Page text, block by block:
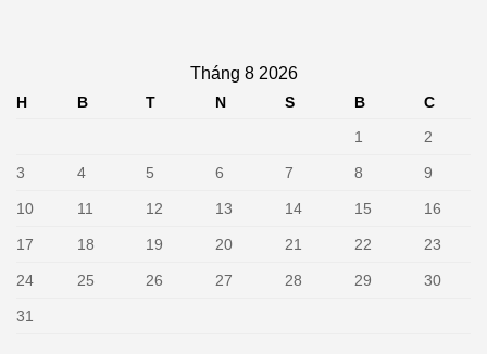
Tháng 8 2026
H B T N S B
C
1
2
3 4 5 6 7 8 9
10 11 12 13 14 15 16
17 18 19 20 21 22 23
24 25 26 27 28 29 30
31